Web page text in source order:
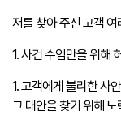
저를 찾아 주신 고객
1. 사건 수임만을 위해
1. 고객에게 불리한 사
그 대안을 찾기 위해